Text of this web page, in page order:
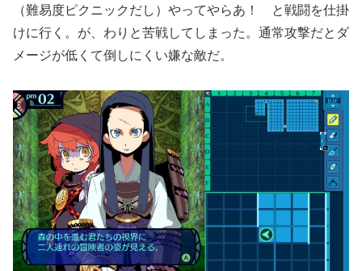
（難易度ピクニックだし）やってやらあ！ と戦闘を仕掛
けに行く。が、わりと苦戦してしまった。通常攻撃だとダ
メージが低くて倒しにくい嫌な敵だ。